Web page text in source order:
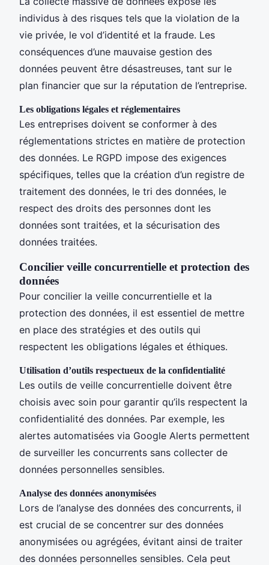
individus à des risques tels que la violation de la
vie privée, le vol d’identité et la fraude. Les
conséquences d’une mauvaise gestion des
données peuvent être désastreuses, tant sur le
plan financier que sur la réputation de l’entreprise.
Les obligations légales et réglementaires
Les entreprises doivent se conformer à des
réglementations strictes en matière de protection
des données. Le RGPD impose des exigences
spécifiques, telles que la création d’un registre de
traitement des données, le tri des données, le
respect des droits des personnes dont les
données sont traitées, et la sécurisation des
données traitées.
Concilier veille concurrentielle et protection des
données
Pour concilier la veille concurrentielle et la
protection des données, il est essentiel de mettre
en place des stratégies et des outils qui
respectent les obligations légales et éthiques.
Utilisation d’outils respectueux de la confidentialité
Les outils de veille concurrentielle doivent être
choisis avec soin pour garantir qu’ils respectent la
confidentialité des données. Par exemple, les
alertes automatisées via Google Alerts permettent
de surveiller les concurrents sans collecter de
données personnelles sensibles.
Analyse des données anonymisées
Lors de l’analyse des données des concurrents, il
est crucial de se concentrer sur des données
anonymisées ou agrégées, évitant ainsi de traiter
des données personnelles sensibles. Cela peut